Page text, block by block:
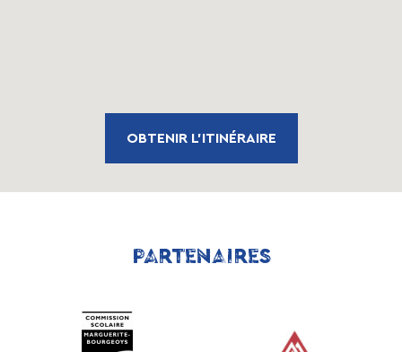
OBTENIR L'ITINÉRAIRE
PARTENAIRES